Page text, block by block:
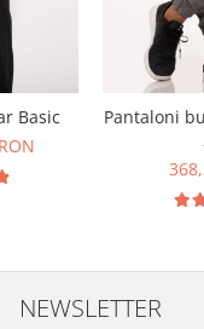
Basic
Pantaloni
NEWSLETTER